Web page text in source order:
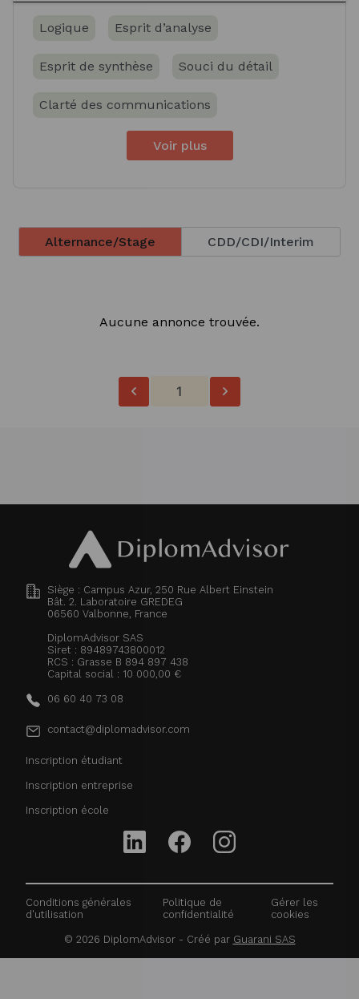
Logique Esprit d’analyse
Esprit de synthèse Souci du détail
Clarté des communications
Voir plus
Alternance/Stage CDD/CDI/Interim
Aucune annonce trouvée.
1
Siège : Campus Azur, 250 Rue Albert Einstein
Bât. 2. Laboratoire GREDEG
06560 Valbonne, France
DiplomAdvisor SAS
Siret : 89489743800012
RCS : Grasse B 894 897 438
Capital social : 10 000,00 €
06 60 40 73 08
contact@diplomadvisor.com
Inscription étudiant
Inscription entreprise
Inscription école
Conditions générales
d'utilisation
Politique de
confidentialité
Gérer les
cookies
© 2026 DiplomAdvisor - Créé par Guarani SAS